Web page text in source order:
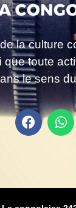
la culture
que toute
le sens